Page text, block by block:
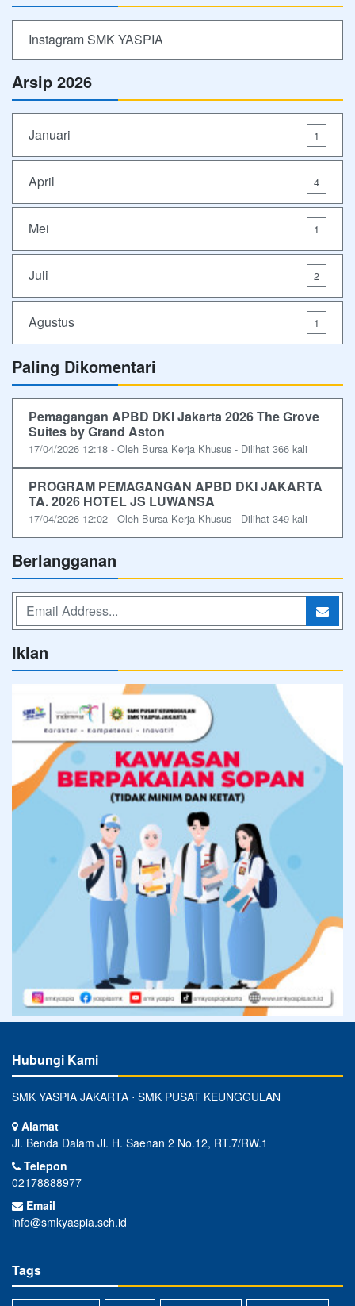
Instagram SMK YASPIA
Arsip 2026
Januari 1
April 4
Mei 1
Juli 2
Agustus 1
Paling Dikomentari
Pemagangan APBD DKI Jakarta 2026 The Grove
Suites by Grand Aston
17/04/2026 12:18 - Oleh Bursa Kerja Khusus - Dilihat 366 kali
PROGRAM PEMAGANGAN APBD DKI JAKARTA
TA. 2026 HOTEL JS LUWANSA
17/04/2026 12:02 - Oleh Bursa Kerja Khusus - Dilihat 349 kali
Berlangganan
Iklan
Hubungi Kami
SMK YASPIA JAKARTA ⋅ SMK PUSAT KEUNGGULAN
Alamat
Jl. Benda Dalam Jl. H. Saenan 2 No.12, RT.7/RW.1
Telepon
02178888977
Email
info@smkyaspia.sch.id
Tags